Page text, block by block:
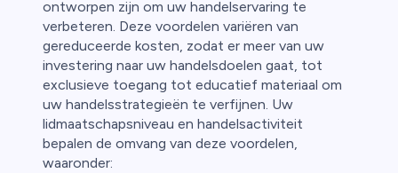
ontworpen zijn om uw handelservaring te
verbeteren. Deze voordelen variëren van
gereduceerde kosten, zodat er meer van uw
investering naar uw handelsdoelen gaat, tot
exclusieve toegang tot educatief materiaal om
uw handelsstrategieën te verfijnen. Uw
lidmaatschapsniveau en handelsactiviteit
bepalen de omvang van deze voordelen,
waaronder: